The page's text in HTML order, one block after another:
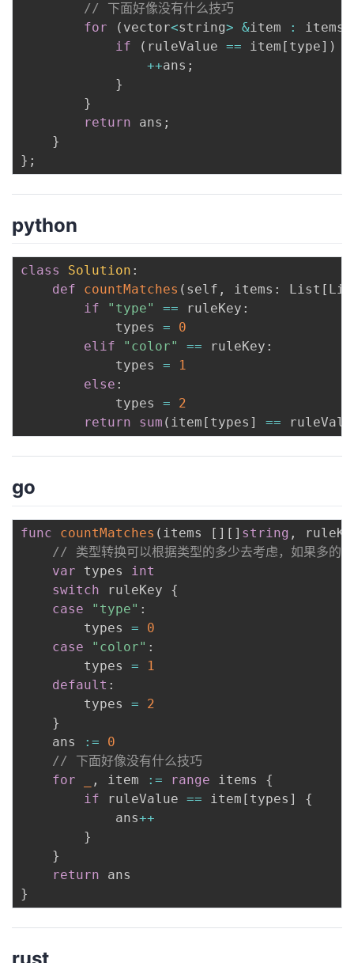
// 下面好像没有什么技巧
for
( vector<string> &item : items
if
( ruleValue == item [ type] )
++ans ;
}
}
return ans ;
}
} ;
python
class Solution :
def
countMatches ( self , items : List [
if
"type" == ruleKey :
            types
=
0
elif
"color" == ruleKey :
            types
=
1
else :
            types
=
2
return
sum ( item [ types ] ==
go
func countMatches ( items [ ] [ ] string ,
// 类型转换可以根据类型的多少去考虑，如果多的
var types
int
switch ruleKey {
case
"type" :
		types
=
0
case
"color" :
		types
=
1
default :
		types
=
2
}
	ans
:=
0
// 下面好像没有什么技巧
for
, item := range items {
if ruleValue == item [ types ]
{
			ans
++
}
}
return
}
rust